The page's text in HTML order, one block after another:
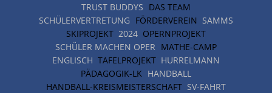
TRUST BUDDYS DAS TEAM
SCHÜLERVERTRETUNG FÖRDERVEREIN SAMMS
SKIPROJEKT 2024 OPERNPROJEKT
SCHÜLER MACHEN OPER MATHE-CAMP
ENGLISCH TAFELPROJEKT HURRELMANN
PÄDAGOGIK-LK HANDBALL
HANDBALL-KREISMEISTERSCHAFT SV-FAHRT